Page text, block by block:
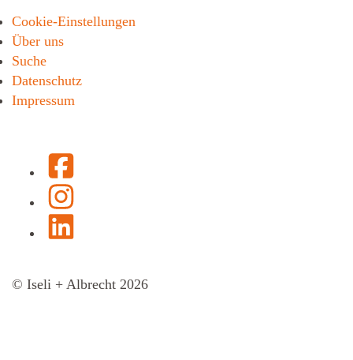
Cookie-Einstellungen
Über uns
Suche
Datenschutz
Impressum
© Iseli + Albrecht 2026